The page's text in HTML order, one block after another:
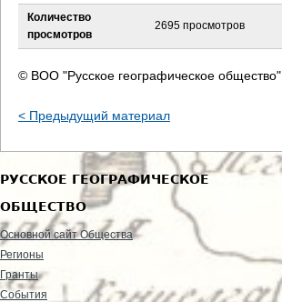
Количество
просмотров
2695 просмотров
© ВОО "Русское географическое общество"
< Предыдущий материал
РУССКОЕ ГЕОГРАФИЧЕСКОЕ
ОБЩЕСТВО
Основной сайт Общества
Регионы
Гранты
События